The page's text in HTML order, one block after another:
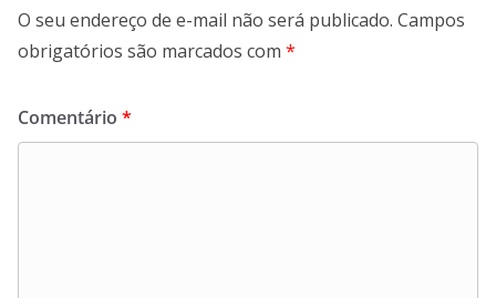
O seu endereço de e-mail não será publicado. Campos
obrigatórios são marcados com *
Comentário *